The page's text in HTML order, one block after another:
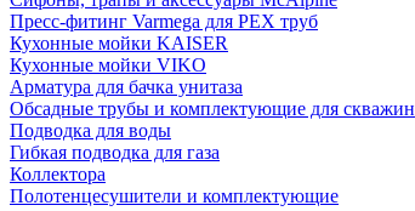
Пресс-фитинг Varmega для PEX труб
Кухонные мойки KAISER
Кухонные мойки VIKO
Арматура для бачка унитаза
Обсадные трубы и комплектующие для скважин
Подводка для воды
Гибкая подводка для газа
Коллектора
Полотенцесушители и комплектующие